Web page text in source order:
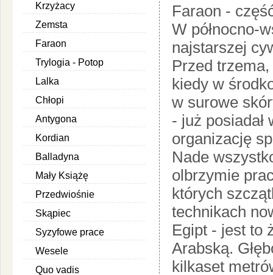
Krzyżacy
Zemsta
Faraon
Trylogia - Potop
Lalka
Chłopi
Antygona
Kordian
Balladyna
Mały Książę
Przedwiośnie
Skąpiec
Syzyfowe prace
Wesele
Quo vadis
Faraon -
W północno-
najstarszej
Przed
kiedy w
w surowe
- już posiadał
organizację
Nade
olbrzymie
których
technikach
Egipt - jest to
Arabską.
kilkaset